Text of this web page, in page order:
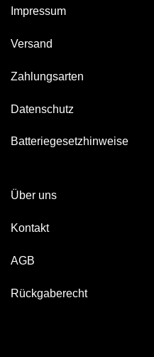
Impressum
Versand
Zahlungsarten
Datenschutz
Batteriegesetzhinweise
Über uns
Kontakt
AGB
Rückgaberecht